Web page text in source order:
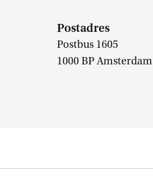
Postadres
Postbus 1605
1000 BP Amsterdam